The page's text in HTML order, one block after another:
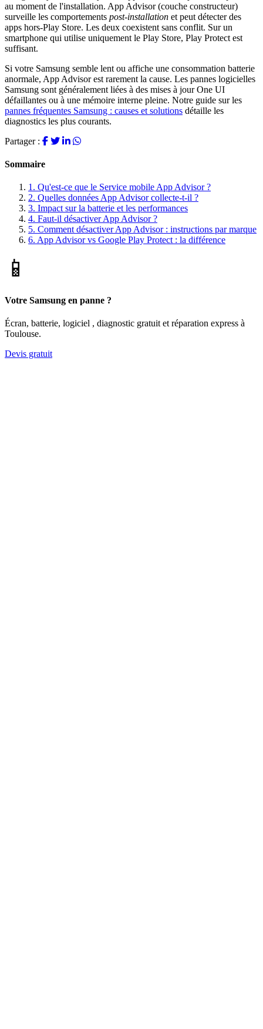
au moment de l'installation. App Advisor (couche constructeur)
surveille les comportements post-installation et peut détecter des
apps hors-Play Store. Les deux coexistent sans conflit. Sur un
smartphone qui utilise uniquement le Play Store, Play Protect est
suffisant.
Si votre Samsung semble lent ou affiche une consommation batterie
anormale, App Advisor est rarement la cause. Les pannes logicielles
Samsung sont généralement liées à des mises à jour One UI
défaillantes ou à une mémoire interne pleine. Notre guide sur les
pannes fréquentes Samsung : causes et solutions détaille les
diagnostics les plus courants.
Partager :
Sommaire
1. Qu'est-ce que le Service mobile App Advisor ?
2. Quelles données App Advisor collecte-t-il ?
3. Impact sur la batterie et les performances
4. Faut-il désactiver App Advisor ?
5. Comment désactiver App Advisor : instructions par marque
6. App Advisor vs Google Play Protect : la différence
📱
Votre Samsung en panne ?
Écran, batterie, logiciel , diagnostic gratuit et réparation express à
Toulouse.
Devis gratuit